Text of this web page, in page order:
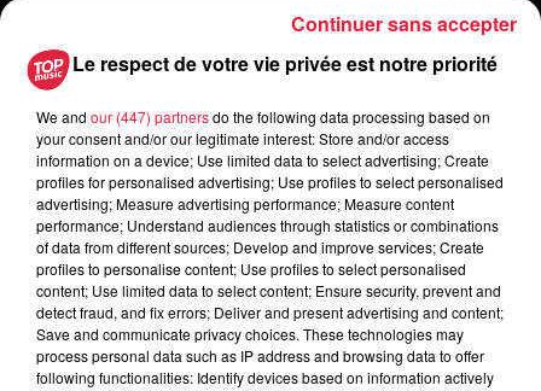
Toute l'actu
6 août 2026
À Hoerdt, de l’eau brune sort des
robinets
Le respect de votre vie privée est notre priorité
We and our (447) partnersdo the following data processing based on
your consent and/or our legitimate interest: Store and/or access
information on a device; Use limited data to select advertising; Create
profiles for personalised advertising; Use profiles to select personalised
advertising; Measure advertising performance; Measure content
performance; Understand audiences through statistics or combinations
of data from different sources; Develop and improve services; Create
profiles to personalise content; Use profiles to select personalised
content; Use limited data to select content; Ensure security, prevent and
detect fraud, and fix errors; Deliver and present advertising and content;
Save and communicate privacy choices. These technologies may
process personal data such as IP address and browsing data to offer
following functionalities: Identify devices based on information actively
Continuer sans accepter